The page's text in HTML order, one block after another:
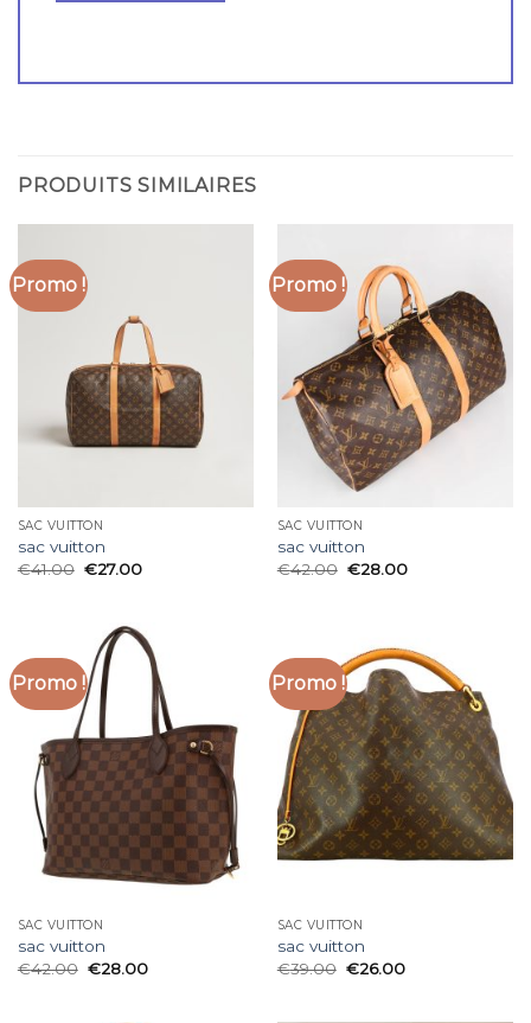
PRODUITS SIMILAIRES
Promo !
SAC VUITTON
sac vuitton
€41.00 €27.00
Promo !
SAC VUITTON
sac vuitton
€42.00 €28.00
Promo !
SAC VUITTON
sac vuitton
€42.00 €28.00
Promo !
SAC VUITTON
sac vuitton
€39.00 €26.00